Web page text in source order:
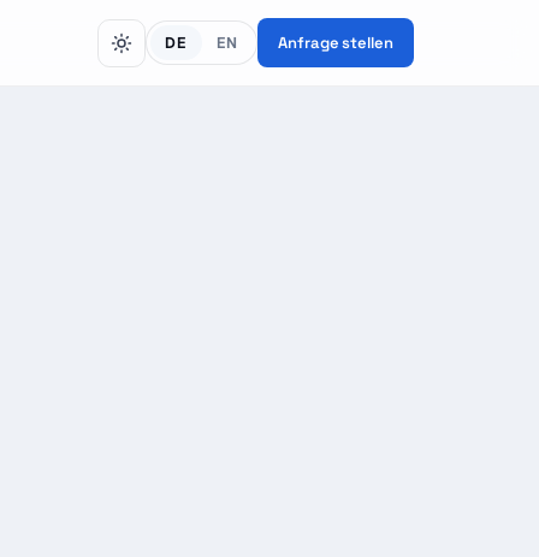
DE EN Anfrage stellen